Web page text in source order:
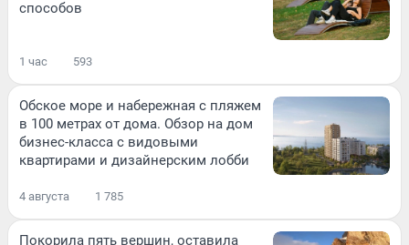
способов
1 час 593
Обское море и набережная с пляжем
в 100 метрах от дома. Обзор на дом
бизнес-класса с видовыми
квартирами и дизайнерским лобби
4 августа 1 785
Покорила пять вершин, оставила